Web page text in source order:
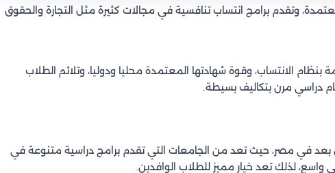
وتقدم برامج انتساب تنافسية في مجالات كثيرة مثل التجارة والحقوق
بنظام الانتساب، وقوة شهادتها المعتمدة محليا ودوليا، وتلائم الطلاب
دراسي مرن بتكاليف بسيطة.
في مصر، حيث تعد من الجامعات التي تقدم برامج دراسية متنوعة في
لذلك تعد خيار مميز للطلاب الوافدين.